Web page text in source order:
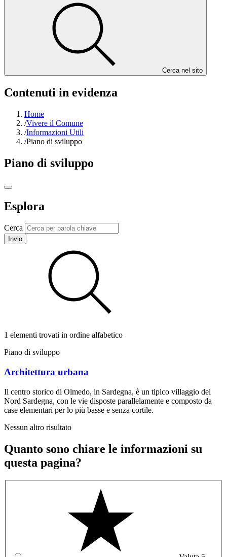
Cerca nel sito
Contenuti in evidenza
Home
/Vivere il Comune
/Informazioni Utili
/Piano di sviluppo
Piano di sviluppo
Esplora
Cerca
Invio
1 elementi trovati in ordine alfabetico
Piano di sviluppo
Architettura urbana
Il centro storico di Olmedo, in Sardegna, è un tipico villaggio del
Nord Sardegna, con le vie disposte parallelamente e composto da
case elementari per lo più basse e senza cortile.
Nessun altro risultato
Quanto sono chiare le informazioni su
questa pagina?